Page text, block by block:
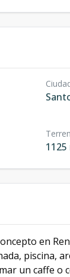
1125
en
piscina,
un caffe o